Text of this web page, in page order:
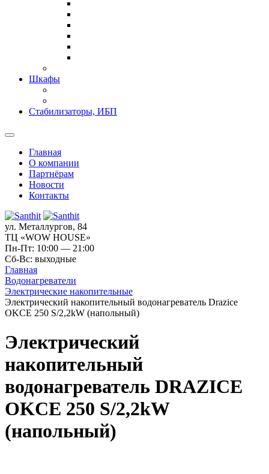
Шкафы
Стабилизаторы, ИБП
Главная
О компании
Партнёрам
Новости
Контакты
ул. Металлургов, 84
ТЦ «WOW HOUSE»
Пн-Пт: 10:00 — 21:00
Сб-Вс: выходные
Главная
Водонагреватели
Электрические накопительные
Электрический накопительный водонагреватель Drazice
OKCE 250 S/2,2kW (напольный)
Электрический
накопительный
водонагреватель DRAZICE
OKCE 250 S/2,2kW
(напольный)